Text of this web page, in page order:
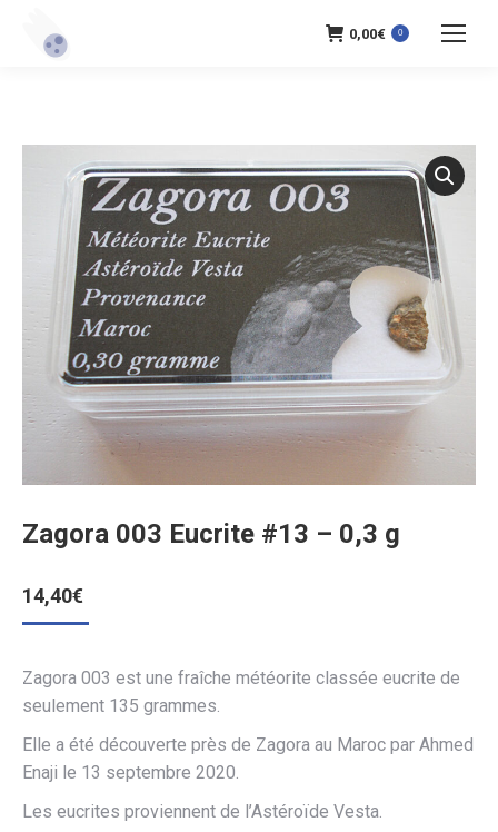
0,00€ 0
Zagora 003 Eucrite #13 – 0,3 g
14,40€
Zagora 003 est une fraîche météorite classée eucrite de
seulement 135 grammes.
Elle a été découverte près de Zagora au Maroc par Ahmed
Enaji le 13 septembre 2020.
Les eucrites proviennent de l’Astéroïde Vesta.